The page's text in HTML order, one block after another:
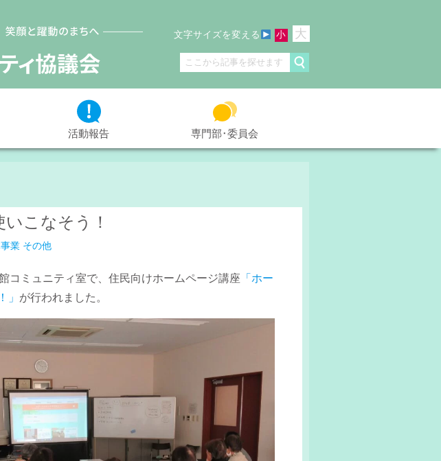
文字サイズを変える 小 大
活動報告 専門部･委員会
こなそう！
業 その他
コミュニティ室で、住民向けホームページ講座 「ホー
」 が行われました。